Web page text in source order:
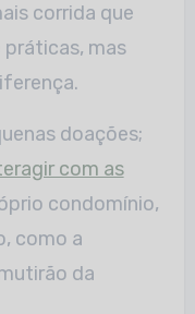
corrida que
práticas, mas
doações;
com as
condomínio,
como a
da